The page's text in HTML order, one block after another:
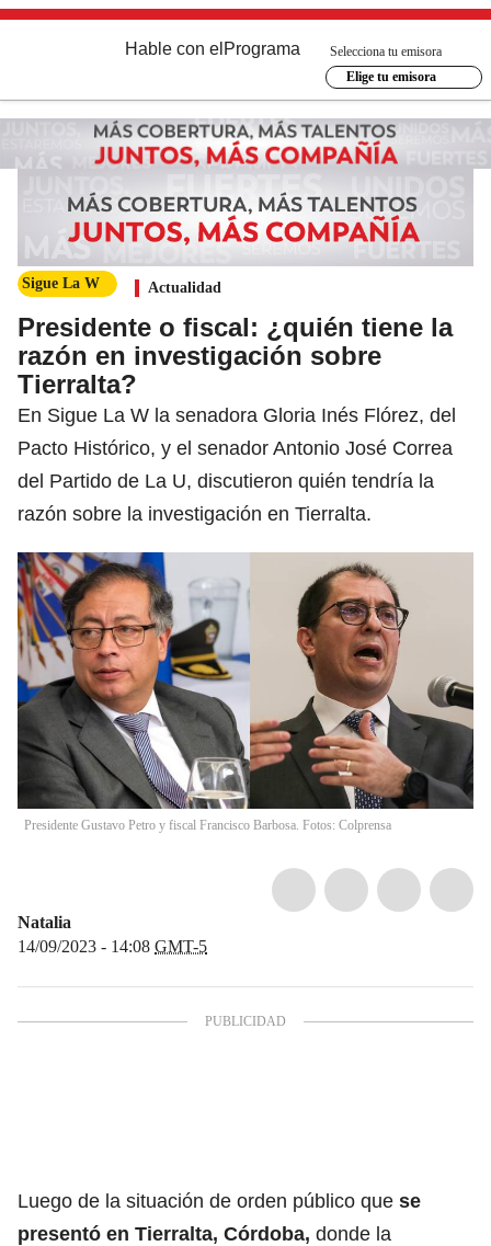
Hable con el Programa
Selecciona tu emisora
Elige tu emisora
Sigue La W Actualidad
Presidente o fiscal: ¿quién tiene la
razón en investigación sobre
Tierralta?
En Sigue La W la senadora Gloria Inés Flórez, del
Pacto Histórico, y el senador Antonio José Correa
del Partido de La U, discutieron quién tendría la
razón sobre la investigación en Tierralta.
Presidente Gustavo Petro y fiscal Francisco Barbosa. Fotos: Colprensa
Natalia
14/09/2023 - 14:08 GMT-5
Luego de la situación de orden público que se
presentó en Tierralta, Córdoba, donde la